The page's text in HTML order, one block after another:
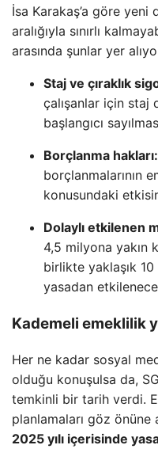
İsa Karakaş’a göre
aralığıyla sınırlı
arasında şunlar yer
Staj ve çıraklık
çalışanlar için staj
başlangıcı
Borçlanma hakları:
borçlanmalarının
konusundaki
Dolaylı etkilenen
4,5 milyona yakın
birlikte yaklaşık
yasadan
Kademeli emeklilik
Her ne kadar sosyal
olduğu konuşulsa da,
temkinli bir tarih verdi.
planlamaları göz önüne
2025 yılı içerisinde